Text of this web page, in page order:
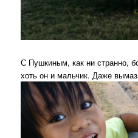
С Пушкиным, как ни странно,
хоть он и мальчик. Даже